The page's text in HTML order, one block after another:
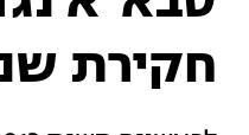
חקירת